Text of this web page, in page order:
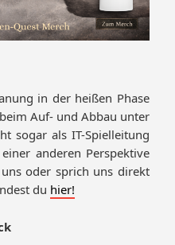
in der heißen Phase
Auf- und Abbau unter
sogar als IT-Spielleitung
anderen Perspektive
oder sprich uns direkt
du hier!